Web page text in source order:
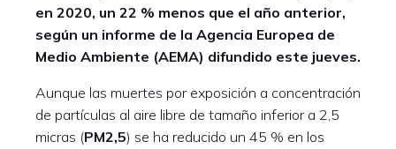
en 2020, un 22 % menos que el año anterior,
según un informe de la Agencia Europea de
Medio Ambiente (AEMA) difundido este jueves.
Aunque las muertes por exposición a concentración
de partículas al aire libre de tamaño inferior a 2,5
micras (PM2,5) se ha reducido un 45 % en los